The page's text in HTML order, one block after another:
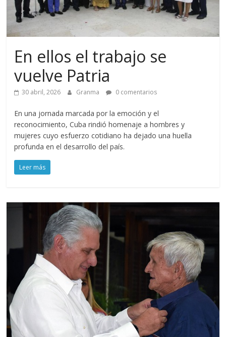
En ellos el trabajo se
vuelve Patria
30 abril, 2026 Granma 0 comentarios
En una jornada marcada por la emoción y el
reconocimiento, Cuba rindió homenaje a hombres y
mujeres cuyo esfuerzo cotidiano ha dejado una huella
profunda en el desarrollo del país.
Leer más